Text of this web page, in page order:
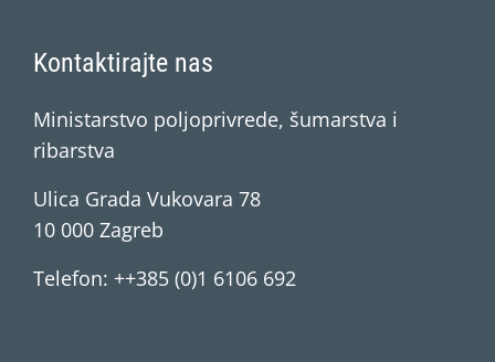
Kontaktirajte nas
Ministarstvo poljoprivrede, šumarstva i
ribarstva
Ulica Grada Vukovara 78
10 000 Zagreb
Telefon: ++385 (0)1 6106 692